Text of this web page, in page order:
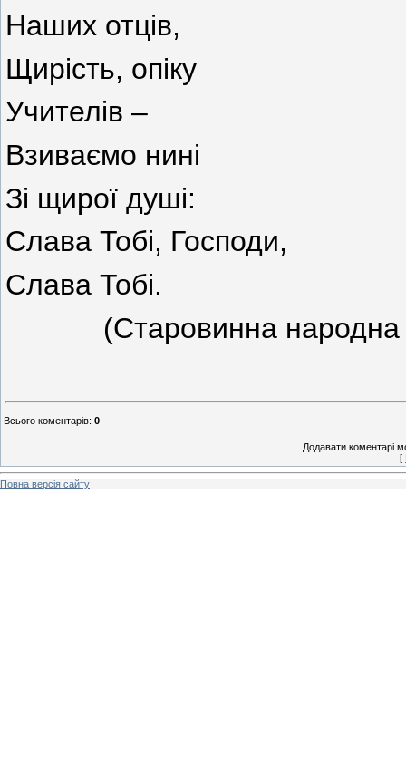
Наших отців,
Щирість, опіку
Учителів –
Взиваємо нині
Зі щирої душі:
Слава Тобі, Господи,
Слава Тобі.
(Старовинна народна
Всього коментарів: 0
Додавати коментарі
[
Повна версія сайту